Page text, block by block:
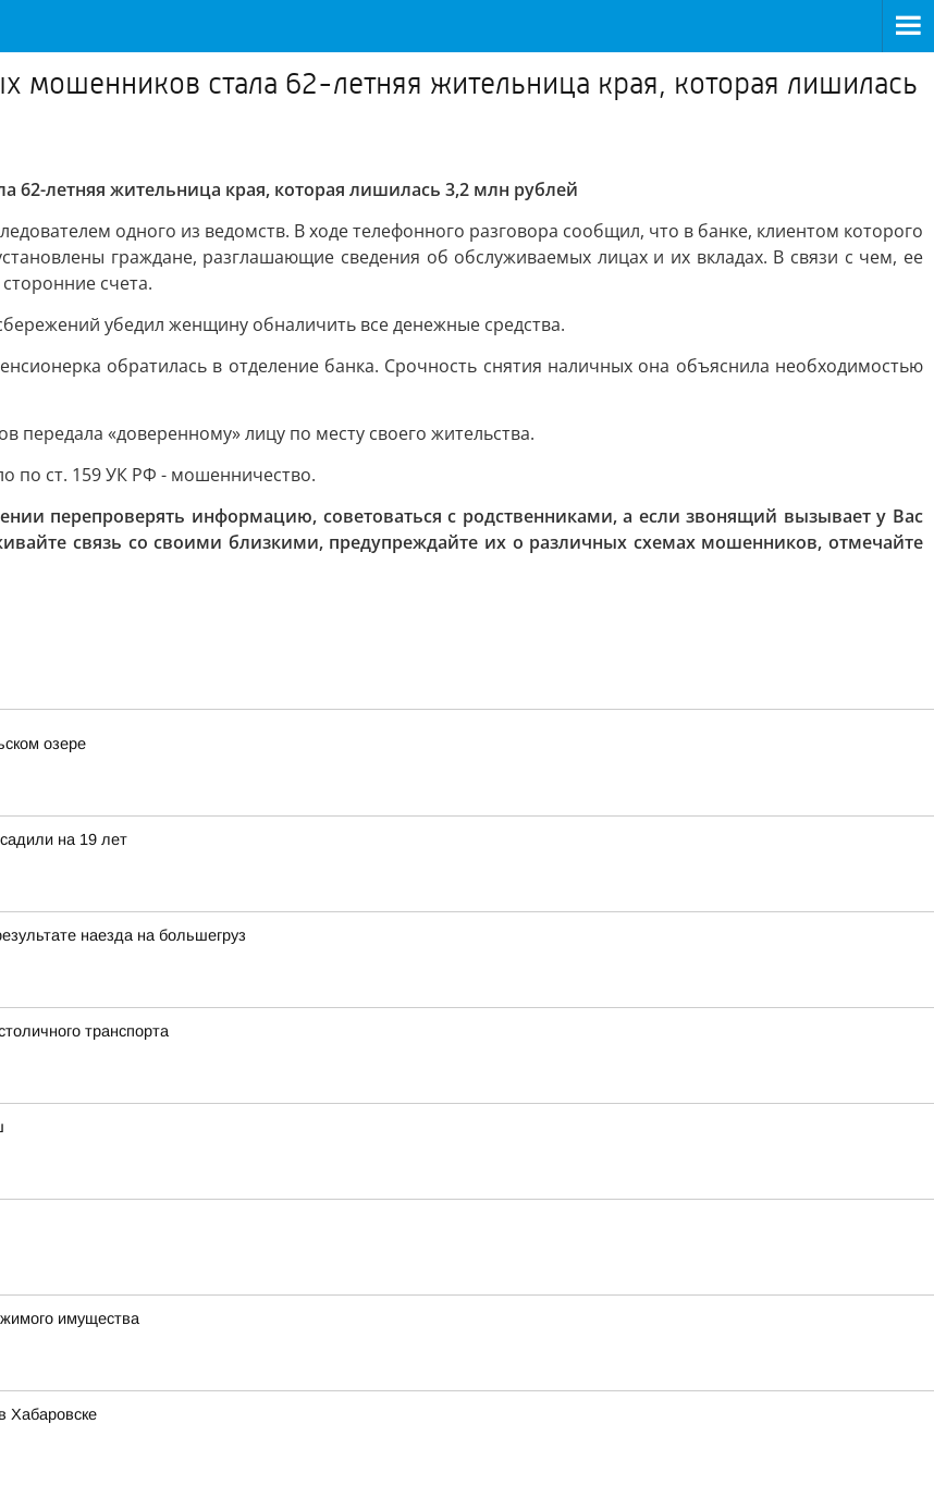
мошенников стала 62-летняя жительница края, которая лишилась
летняя жительница края, которая лишилась 3,2 млн рублей
одного из ведомств. В ходе телефонного разговора сообщил, что в банке, клиентом которого
граждане, разглашающие сведения об обслуживаемых лицах и их вкладах. В связи с чем, ее
счета.
убедил женщину обналичить все денежные средства.
обратилась в отделение банка. Срочность снятия наличных она объяснила необходимостью
«доверенному» лицу по месту своего жительства.
по ст. 159 УК РФ - мошенничество.
перепроверять информацию, советоваться с родственниками, а если звонящий вызывает у Вас
связь со своими близкими, предупреждайте их о различных схемах мошенников, отмечайте
озере
на 19 лет
наезда на большегруз
транспорта
имущества
Хабаровске